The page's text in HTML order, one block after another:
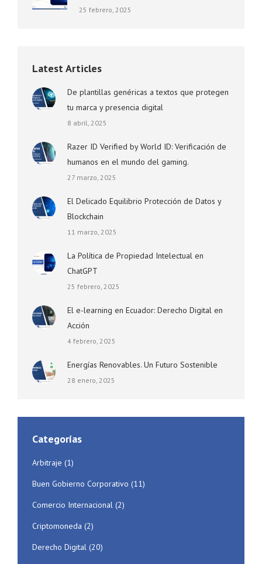
25 febrero, 2025
Latest Articles
De plantillas genéricas a textos que protegen
tu marca y presencia digital
8 abril, 2025
Razer ID Verified by World ID: Verificación de
humanos en el mundo del gaming.
27 marzo, 2025
El Delicado Equilibrio Protección de Datos y
Blockchain
11 marzo, 2025
La Política de Propiedad Intelectual en
ChatGPT
25 febrero, 2025
El e-learning en Ecuador: Derecho Digital en
Acción
4 febrero, 2025
Energías Renovables. Un Futuro Sostenible
28 enero, 2025
Categorías
Arbitraje (1)
Buen Gobierno Corporativo (11)
Comercio Internacional (2)
Criptomoneda (2)
Derecho Digital (20)